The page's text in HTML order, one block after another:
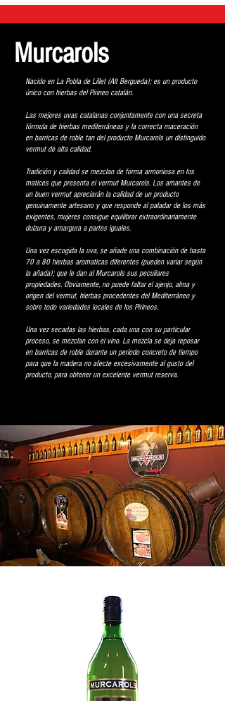
Murcarols
Nacido en La Pobla de Lillet (Alt Bergueda); es un producto
único con hierbas del Pirineo catalán.
​Las mejores uvas catalanas conjuntamente con una secreta
fórmula de hierbas mediterráneas y la correcta maceración
en barricas de roble tan del producto Murcarols un distinguido
vermut de alta calidad. ​​
Tradición y calidad se mezclan de forma armoniosa en los
matices que presenta el vermut Murcarols. Los amantes de
un buen vermut apreciarán la calidad de un producto
genuinamente artesano y que responde al paladar de los más
exigentes, mujeres consigue equilibrar extraordinariamente
dulzura y amargura a partes iguales.
Una vez escogida la uva, se añade una combinación de hasta
70 a 80 hierbas aromaticas diferentes (pueden variar según
la añada); que le dan al Murcarols sus peculiares
propiedades. Obviamente, no puede faltar el ajenjo, alma y
origen del vermut, hierbas procedentes del Mediterráneo y
sobre todo variedades locales de los Pirineos.
Una vez secadas las hierbas, cada una con su particular
proceso, se mezclan con el vino. La mezcla se deja reposar
en barricas de roble durante un período concreto de tiempo
para que la madera no afecte excesivamente al gusto del
producto, para obtener un excelente vermut reserva. ​